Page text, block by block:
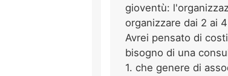
gioventù:
organizzare dai 2 ai
Avrei pensato di
bisogno di una
1. che genere di